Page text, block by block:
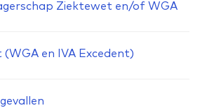
Ziektewet en/of WGA
(WGA en IVA Excedent)